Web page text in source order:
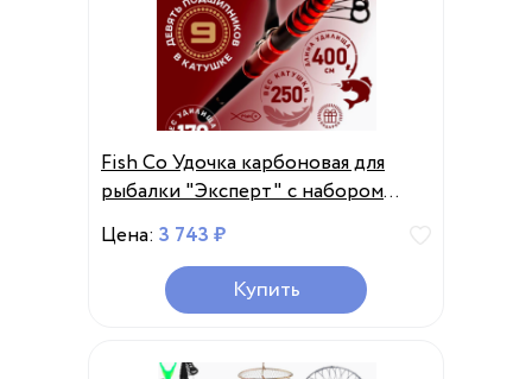
Fish Co Удочка карбоновая для
рыбалки "Эксперт" с набором
снастей
Цена: 3 743 ₽
Купить